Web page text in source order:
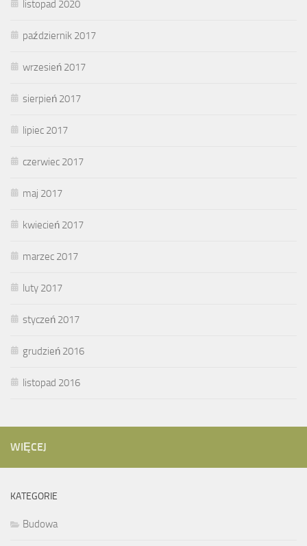
listopad 2020
październik 2017
wrzesień 2017
sierpień 2017
lipiec 2017
czerwiec 2017
maj 2017
kwiecień 2017
marzec 2017
luty 2017
styczeń 2017
grudzień 2016
listopad 2016
WIĘCEJ
KATEGORIE
Budowa